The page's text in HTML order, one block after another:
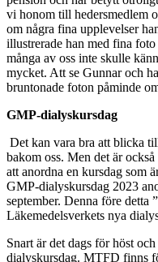
vi honom till hedersmedlem
om några fina upplevelser
illustrerade han med fina
många av oss inte skulle
mycket. Att se Gunnar och
bruntonade foton påminde
GMP-dialyskursdag
Det kan vara bra att blicka
bakom oss. Men det är
att anordna en kursdag som
GMP-dialyskursdag 2023
september. Denna före detta
Läkemedelsverkets nya
Snart är det dags för höst
dialyskursdag. MTFD finns